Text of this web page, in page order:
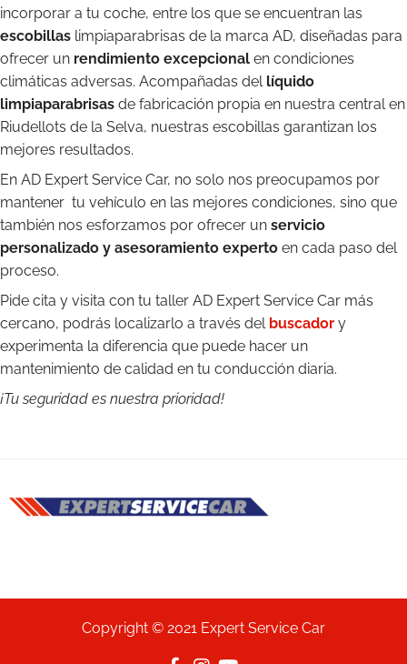
incorporar a tu coche, entre los que se encuentran las
escobillas limpiaparabrisas de la marca AD, diseñadas para
ofrecer un rendimiento excepcional en condiciones
climáticas adversas. Acompañadas del líquido
limpiaparabrisas de fabricación propia en nuestra central en
Riudellots de la Selva, nuestras escobillas garantizan los
mejores resultados.
En AD Expert Service Car, no solo nos preocupamos por
mantener tu vehículo en las mejores condiciones, sino que
también nos esforzamos por ofrecer un servicio
personalizado y asesoramiento experto en cada paso del
proceso.
Pide cita y visita con tu taller AD Expert Service Car más
cercano, podrás localizarlo a través del buscador y
experimenta la diferencia que puede hacer un
mantenimiento de calidad en tu conducción diaria.
¡Tu seguridad es nuestra prioridad!
Copyright © 2021 Expert Service Car